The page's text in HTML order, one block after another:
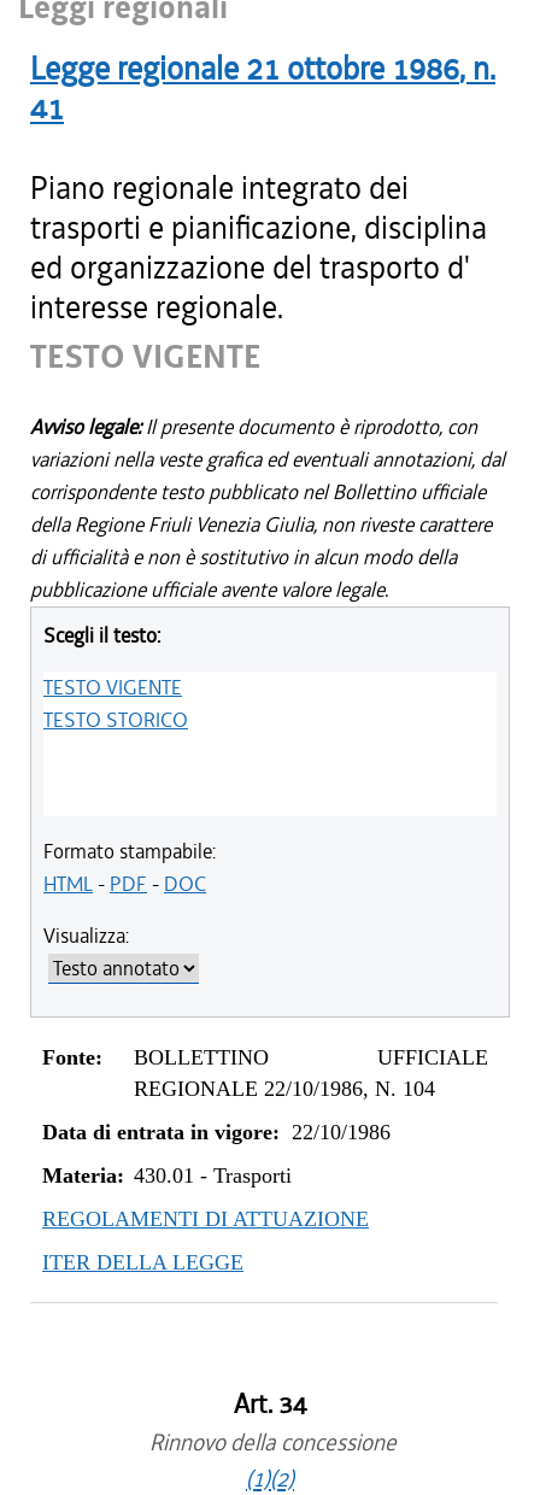
Legge regionale 21 ottobre 1986, n.
41
Piano regionale integrato dei
trasporti e pianificazione, disciplina
ed organizzazione del trasporto d'
interesse regionale.
TESTO VIGENTE
Avviso legale:Il presente documento è riprodotto, con
variazioni nella veste grafica ed eventuali annotazioni, dal
corrispondente testo pubblicato nel Bollettino ufficiale
della Regione Friuli Venezia Giulia, non riveste carattere
di ufficialità e non è sostitutivo in alcun modo della
pubblicazione ufficiale avente valore legale.
Scegli il testo:
TESTO VIGENTE
TESTO STORICO
Formato stampabile:
HTML- PDF - DOC
Visualizza:
Fonte:
BOLLETTINO UFFICIALE
REGIONALE 22/10/1986, N. 104
Data di entrata in vigore: 22/10/1986
Materia: 430.01 - Trasporti
REGOLAMENTI DI ATTUAZIONE
ITER DELLA LEGGE
Art. 34
Rinnovo della concessione
(1)(2)